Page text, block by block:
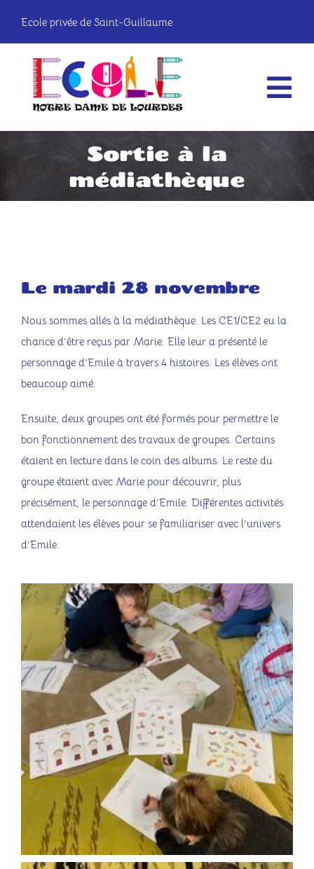
Ecole privée de Saint-Guillaume
OGEC
Contact
Sortie à la
médiathèque
Le mardi 28 novembre
Nous sommes allés à la médiathèque. Les CE1/CE2 eu la
chance d’être reçus par Marie. Elle leur a présenté le
personnage d’Emile à travers 4 histoires. Les élèves ont
beaucoup aimé.
Ensuite, deux groupes ont été formés pour permettre le
bon fonctionnement des travaux de groupes. Certains
étaient en lecture dans le coin des albums. Le reste du
groupe étaient avec Marie pour découvrir, plus
précisément, le personnage d’Emile. Différentes activités
attendaient les élèves pour se familiariser avec l’univers
d’Emile.